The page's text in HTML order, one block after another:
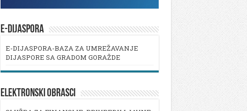
E-DIJASPORA
E-DIJASPORA-BAZA ZA UMREŽAVANJE
DIJASPORE SA GRADOM GORAŽDE
ELEKTRONSKI OBRASCI